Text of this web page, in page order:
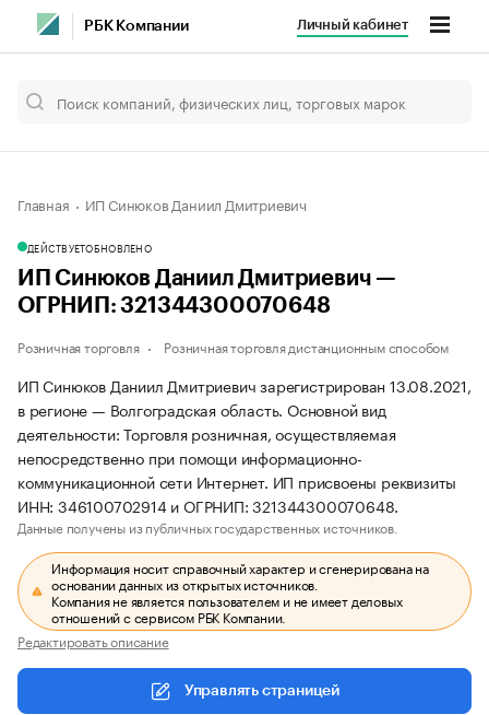
РБК Компании Личный кабинет
Главная ИП Синюков Даниил Дмитриевич
ДЕЙСТВУЕТОБНОВЛЕНО
ИП Синюков Даниил Дмитриевич —
ОГРНИП: 321344300070648
Розничная торговля Розничная торговля дистанционным способом
ИП Синюков Даниил Дмитриевич зарегистрирован 13.08.2021,
в регионе — Волгоградская область. Основной вид
деятельности: Торговля розничная, осуществляемая
непосредственно при помощи информационно-
коммуникационной сети Интернет. ИП присвоены реквизиты
ИНН: 346100702914 и ОГРНИП: 321344300070648.
Данные получены из публичных государственных источников.
Информация носит справочный характер и сгенерирована на
основании данных из открытых источников.
Компания не является пользователем и не имеет деловых
отношений с сервисом РБК Компании.
Редактировать описание
Управлять страницей